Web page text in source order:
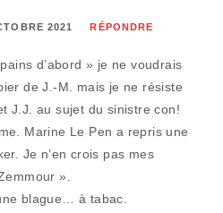
2021 RÉPONDRE
d’abord » je ne voudrais
de J.-M. mais je ne résiste
J.J. au sujet du sinistre con!
Marine Le Pen a repris une
Je n’en crois pas mes
».
blague… à tabac.